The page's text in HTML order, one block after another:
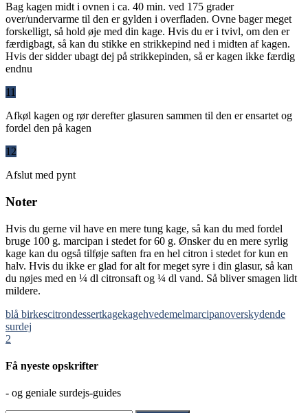
Bag kagen midt i ovnen i ca. 40 min. ved 175 grader
over/undervarme til den er gylden i overfladen. Ovne bager meget
forskelligt, så hold øje med din kage. Hvis du er i tvivl, om den er
færdigbagt, så kan du stikke en strikkepind ned i midten af kagen.
Hvis der sidder ubagt dej på strikkepinden, så er kagen ikke færdig
endnu
11
Afkøl kagen og rør derefter glasuren sammen til den er ensartet og
fordel den på kagen
12
Afslut med pynt
Noter
Hvis du gerne vil have en mere tung kage, så kan du med fordel
bruge 100 g. marcipan i stedet for 60 g. Ønsker du en mere syrlig
kage kan du også tilføje saften fra en hel citron i stedet for kun en
halv. Hvis du ikke er glad for alt for meget syre i din glasur, så kan
du nøjes med en ¼ dl citronsaft og ¼ dl vand. Så bliver smagen lidt
mildere.
blå birkescitrondessertkagekagehvedemelmarcipanoverskydende
surdej
2
Få nyeste opskrifter
- og geniale surdejs-guides